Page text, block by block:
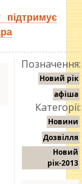
Позначення:
Новий рік
афіша
Категорії:
Новини
Дозвілля
Новий
рік-2013